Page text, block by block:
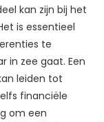
kan zijn bij het
is essentieel
te
in zee gaat. Een
leiden tot
financiële
om een